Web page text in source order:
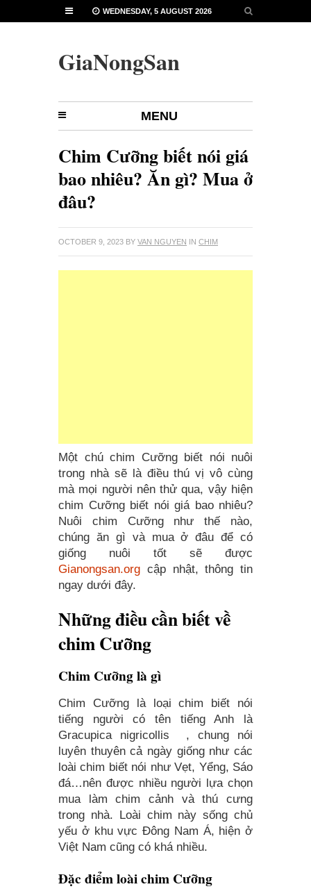
WEDNESDAY, 5 AUGUST 2026
GiaNongSan
MENU
Chim Cưỡng biết nói giá
bao nhiêu? Ăn gì? Mua ở
đâu?
OCTOBER 9, 2023 BY VAN NGUYEN IN CHIM
Một chú chim Cưỡng biết nói nuôi
trong nhà sẽ là điều thú vị vô cùng
mà mọi người nên thử qua, vậy hiện
chim Cưỡng biết nói giá bao nhiêu?
Nuôi chim Cưỡng như thế nào,
chúng ăn gì và mua ở đâu để có
giống nuôi tốt sẽ được
Gianongsan.org cập nhật, thông tin
ngay dưới đây.
Những điều cần biết về
chim Cưỡng
Chim Cưỡng là gì
Chim Cưỡng là loại chim biết nói
tiếng người có tên tiếng Anh là
Gracupica nigricollis , chung nói
luyên thuyên cả ngày giống như các
loài chim biết nói như Vẹt, Yểng, Sáo
đá…nên được nhiều người lựa chọn
mua làm chim cảnh và thú cưng
trong nhà. Loài chim này sống chủ
yếu ở khu vực Đông Nam Á, hiện ở
Việt Nam cũng có khá nhiều.
Đặc điểm loài chim Cưỡng